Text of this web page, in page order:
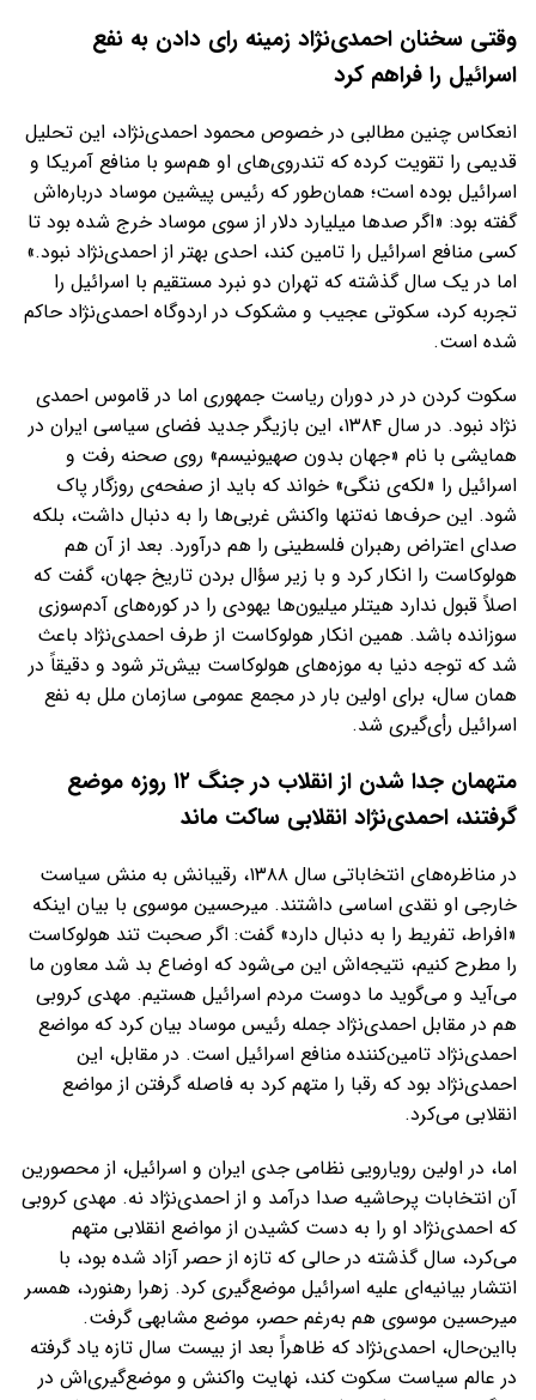
وقتی سخنان احمدی‌نژاد زمینه رای دادن به نفع
اسرائیل را فراهم کرد
انعکاس چنین مطالبی در خصوص محمود احمدی‌نژاد، این تحلیل
قدیمی را تقویت کرده که تندروی‌های او هم‌سو با منافع آمریکا و
اسرائیل بوده است؛ همان‌طور که رئیس پیشین موساد درباره‌اش
گفته بود: «اگر صدها میلیارد دلار از سوی موساد خرج شده بود تا
کسی منافع اسرائیل را تامین کند، احدی بهتر از احمدی‌نژاد نبود.»
اما در یک سال گذشته که تهران دو نبرد مستقیم با اسرائیل را
تجربه کرد، سکوتی عجیب و مشکوک در اردوگاه احمدی‌نژاد حاکم
شده است.
سکوت کردن در در دوران ریاست جمهوری اما در قاموس احمدی
نژاد نبود. در سال ۱۳۸۴، این بازیگر جدید فضای سیاسی ایران در
همایشی با نام «جهان بدون صهیونیسم» روی صحنه رفت و
اسرائیل را «لکه‌ی ننگی» خواند که باید از صفحه‌ی روزگار پاک
شود. این حرف‌ها نه‌تنها واکنش غربی‌ها را به دنبال داشت، بلکه
صدای اعتراض رهبران فلسطینی را هم درآورد. بعد از آن هم
هولوکاست را انکار کرد و با زیر سؤال بردن تاریخ جهان، گفت که
اصلاً قبول ندارد هیتلر میلیون‌ها یهودی را در کوره‌های آدم‌سوزی
سوزانده باشد. همین انکار هولوکاست از طرف احمدی‌نژاد باعث
شد که توجه دنیا به موزه‌های هولوکاست بیش‌تر شود و دقیقاً در
همان سال، برای اولین بار در مجمع عمومی سازمان ملل به نفع
اسرائیل رأی‌گیری شد.
متهمان جدا شدن از انقلاب در جنگ ۱۲ روزه موضع
گرفتند، احمدی‌نژاد انقلابی ساکت ماند
در مناظره‌های انتخاباتی سال ۱۳۸۸، رقیبانش به منش سیاست
خارجی او نقدی اساسی داشتند. میرحسین موسوی با بیان اینکه
«افراط، تفریط را به دنبال دارد» گفت: اگر صحبت تند هولوکاست
را مطرح کنیم، نتیجه‌اش این می‌شود که اوضاع بد شد معاون ما
می‌آید و می‌گوید ما دوست مردم اسرائیل هستیم. مهدی کروبی
هم در مقابل احمدی‌نژاد جمله‌ رئیس موساد بیان کرد که مواضع
احمدی‌نژاد تامین‌کننده منافع اسرائیل است. در مقابل، این
احمدی‌نژاد بود که رقبا را متهم کرد به فاصله گرفتن از مواضع
انقلابی می‌کرد.
اما، در اولین رویارویی نظامی جدی ایران و اسرائیل، از محصورین
آن انتخابات پرحاشیه صدا درآمد و از احمدی‌نژاد نه. مهدی کروبی
که احمدی‌نژاد او را به دست کشیدن از مواضع انقلابی متهم
می‌کرد، سال گذشته در حالی که تازه از حصر آزاد شده بود، با
انتشار بیانیه‌ای علیه اسرائیل موضع‌گیری کرد. زهرا رهنورد، همسر
میرحسین موسوی هم به‌رغم حصر، موضع مشابهی گرفت.
بااین‌حال، احمدی‌نژاد که ظاهراً بعد از بیست سال تازه یاد گرفته
در عالم سیاست سکوت کند، نهایت واکنش و موضع‌گیری‌اش در